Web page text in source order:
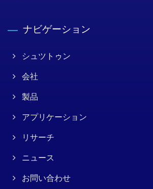
ナビゲーション
シュツトゥン
会社
製品
アプリケーション
リサーチ
ニュース
お問い合わせ